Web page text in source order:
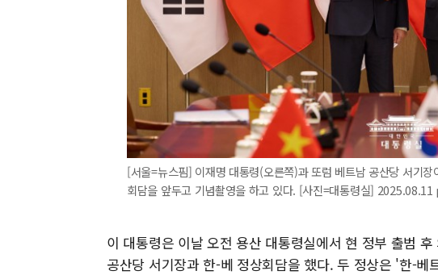
[서울=뉴스핌] 이재명 대통령(오른쪽)과 또럼 베트남 공산당 서기
회담을 앞두고 기념촬영을 하고 있다. [사진=대통령실]
이 대통령은 이날 오전 용산 대통령실에서 현 정부 출범
공산당 서기장과 한-베 정상회담을 했다. 두 정상은 '한-